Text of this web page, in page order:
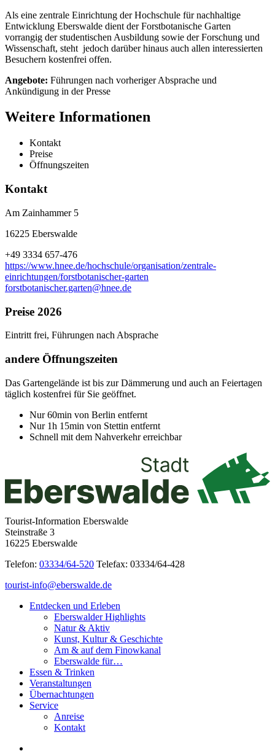
Als eine zentrale Einrichtung der Hochschule für nachhaltige
Entwicklung Eberswalde dient der Forstbotanische Garten
vorrangig der studentischen Ausbildung sowie der Forschung und
Wissenschaft, steht jedoch darüber hinaus auch allen interessierten
Besuchern kostenfrei offen.
Angebote: Führungen nach vorheriger Absprache und
Ankündigung in der Presse
Weitere Informationen
Kontakt
Preise
Öffnungszeiten
Kontakt
Am Zainhammer 5
16225 Eberswalde
+49 3334 657-476
https://www.hnee.de/hochschule/organisation/zentrale-
einrichtungen/forstbotanischer-garten
forstbotanischer.garten@hnee.de
Preise 2026
Eintritt frei, Führungen nach Absprache
andere Öffnungszeiten
Das Gartengelände ist bis zur Dämmerung und auch an Feiertagen
täglich kostenfrei für Sie geöffnet.
Nur 60min von Berlin entfernt
Nur 1h 15min von Stettin entfernt
Schnell mit dem Nahverkehr erreichbar
Tourist-Information Eberswalde
Steinstraße 3
16225 Eberswalde
Telefon: 03334/64-520 Telefax: 03334/64-428
tourist-info@eberswalde.de
Entdecken und Erleben
Eberswalder Highlights
Natur & Aktiv
Kunst, Kultur & Geschichte
Am & auf dem Finowkanal
Eberswalde für…
Essen & Trinken
Veranstaltungen
Übernachtungen
Service
Anreise
Kontakt